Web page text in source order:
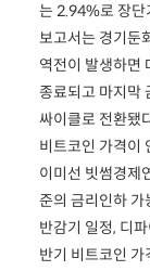
는 2.94%로 장단
보고서는 경기둔
역전이 발생하면
종료되고 마지막
싸이클로 전환됐
비트코인 가격이
이미선 빗썸경제
준의 금리인하
반감기 일정, 디
반기 비트코인 가